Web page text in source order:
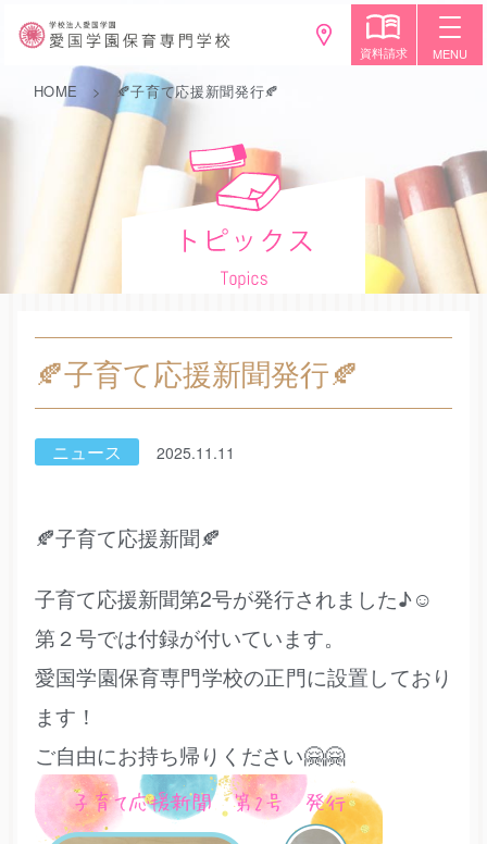
資料請求 MENU
HOME 🍂子育て応援新聞発行🍂
🍂子育て応援新聞発行🍂
ニュース 2025.11.11
🍂子育て応援新聞🍂
子育て応援新聞第2号が発行されました♪☺️
第２号では付録が付いています。
愛国学園保育専門学校の正門に設置しており
ます！
ご自由にお持ち帰りください🤗🤗